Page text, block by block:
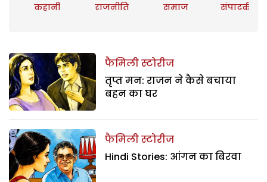
कहानी राजनीति समाज संपादकीय
फैमिली स्टोरीज
तृप्त मन: राजन ने कैसे बचाया
बहन का घर
फैमिली स्टोरीज
Hindi Stories: आंगन का बिरवा